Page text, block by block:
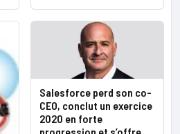
Salesforce perd son co-
CEO, conclut un exercice
2020 en forte